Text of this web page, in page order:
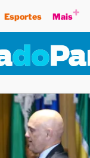
Esportes Mais+